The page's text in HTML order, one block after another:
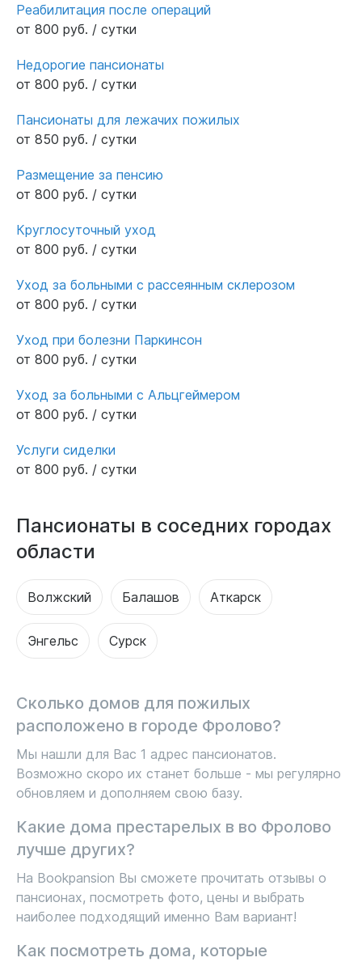
Реабилитация после операций
от 800 руб. / сутки
Недорогие пансионаты
от 800 руб. / сутки
Пансионаты для лежачих пожилых
от 850 руб. / сутки
Размещение за пенсию
от 800 руб. / сутки
Круглосуточный уход
от 800 руб. / сутки
Уход за больными с рассеянным склерозом
от 800 руб. / сутки
Уход при болезни Паркинсон
от 800 руб. / сутки
Уход за больными с Альцгеймером
от 800 руб. / сутки
Услуги сиделки
от 800 руб. / сутки
Пансионаты в соседних городах
области
Волжский Балашов Аткарск
Энгельс Сурск
Сколько домов для пожилых
расположено в городе Фролово?
Мы нашли для Вас 1 адрес пансионатов.
Возможно скоро их станет больше - мы регулярно
обновляем и дополняем свою базу.
Какие дома престарелых в во Фролово
лучше других?
На Bookpansion Вы сможете прочитать отзывы о
пансионах, посмотреть фото, цены и выбрать
наиболее подходящий именно Вам вариант!
Как посмотреть дома, которые